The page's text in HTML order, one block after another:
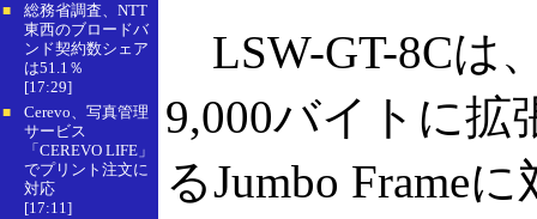
■
総務省調査、NTT
東西のブロードバ
ンド契約数シェア
は51.1％
[17:29]
■
Cerevo、写真管理
サービス
「CEREVO LIFE」
でプリント注文に
対応
[17:11]
LSW-GT-8Cは
9,000バイトに拡
るJumbo Frame